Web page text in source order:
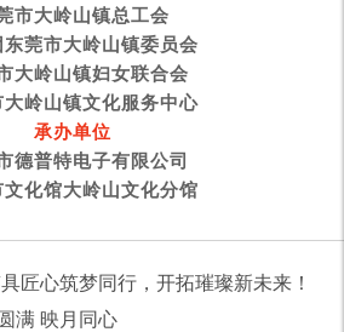
市大岭山镇总工会
莞市大岭山镇委员会
大岭山镇妇女联合会
岭山镇文化服务中心
承办单位
德普特电子有限公司
化馆大岭山文化分馆
匠心筑梦同行，开拓璀璨新未来！
满 映月同心